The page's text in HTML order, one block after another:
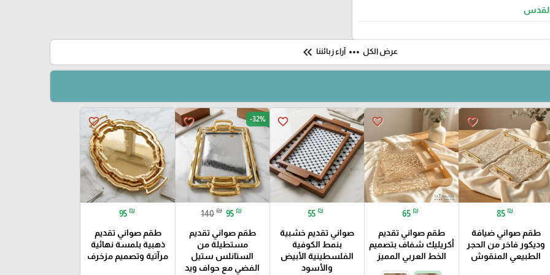
عرض الكل more_horiz آراء زبائننا keyboard_double_arrow_left
favorite_border
85 ₪
طقم صواني ضيافة
وديكور فاخر من الحجر
الطبيعي المنقوش
favorite_border
65 ₪
طقم صواني تقديم
أكريليك شفاف بتصميم
الخط العربي المميز
favorite_border
55 ₪
صواني تقديم خشبية
بنمط الكوفية
الفلسطينية الأبيض
والأسود
favorite_border -32%
140 ₪ 95 ₪
طقم صواني تقديم
مستطيلة من
الستانلس ستيل
الفضي مع حواف ويد
favorite_border
95 ₪
طقم صواني تقديم
ذهبية بلمسة نهائية
مرآتية وتصميم مزخرف